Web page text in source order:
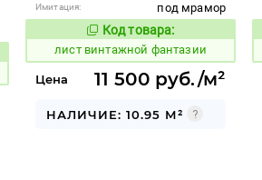
Имитация:
под мрамор
Код товара:
876987Код товара:
лист винтажной фантазии
Цена 11 500 руб./м²
НАЛИЧИЕ: 10.95 М²